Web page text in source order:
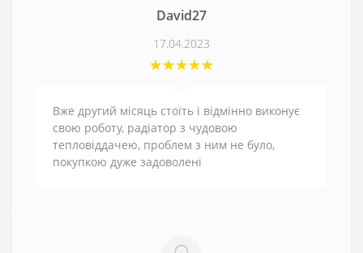
David27
17.04.2023
Вже другий місяць стоїть і відмінно виконує
свою роботу, радіатор з чудовою
тепловіддачею, проблем з ним не було,
покупкою дуже задоволені